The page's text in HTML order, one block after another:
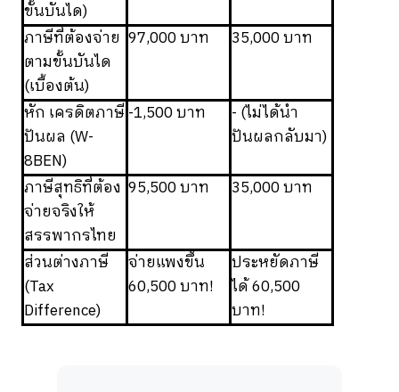
ขั้นบันได)
ภาษีที่ต้องจ่าย
ตามขั้นบันได
(เบื้องต้น)
97,000 บาท 35,000 บาท
หัก เครดิตภาษี
ปันผล (W-
8BEN)
-1,500 บาท
- (ไม่ได้นำ
ปันผลกลับมา)
ภาษีสุทธิที่ต้อง
จ่ายจริงให้
สรรพากรไทย
95,500 บาท 35,000 บาท
ส่วนต่างภาษี
(Tax
Difference)
จ่ายแพงขึ้น
60,500 บาท!
ประหยัดภาษี
ได้ 60,500
บาท!